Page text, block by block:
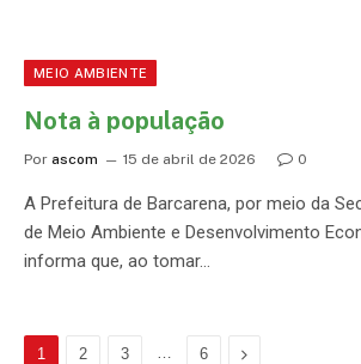
MEIO AMBIENTE
Nota à população
Por ascom 15 de abril de 2026 0
A Prefeitura de Barcarena, por meio da
de Meio Ambiente e Desenvolvimento
informa que, ao tomar…
1 2 3 … 6 Proximo